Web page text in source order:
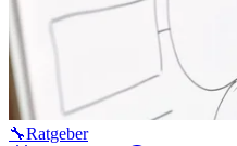
🔧Ratgeber